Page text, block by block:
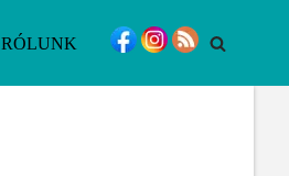
RÓLUNK